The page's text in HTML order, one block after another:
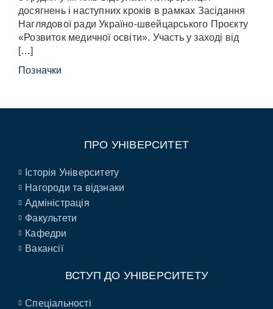
досягнень і наступних кроків в рамках Засідання
Наглядової ради Україно-швейцарського Проєкту
«Розвиток медичної освіти». Участь у заході від
[…]
Позначки
ПРО УНІВЕРСИТЕТ
Історія Університету
Нагороди та відзнаки
Адміністрація
Факультети
Кафедри
Вакансії
ВСТУП ДО УНІВЕРСИТЕТУ
Спеціальності